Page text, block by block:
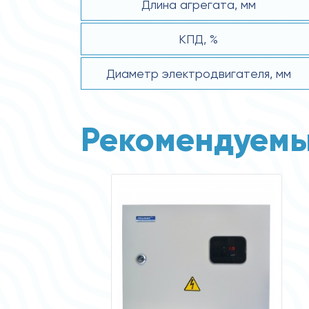
Длина агрегата, мм
КПД, %
Диаметр электродвигателя, мм